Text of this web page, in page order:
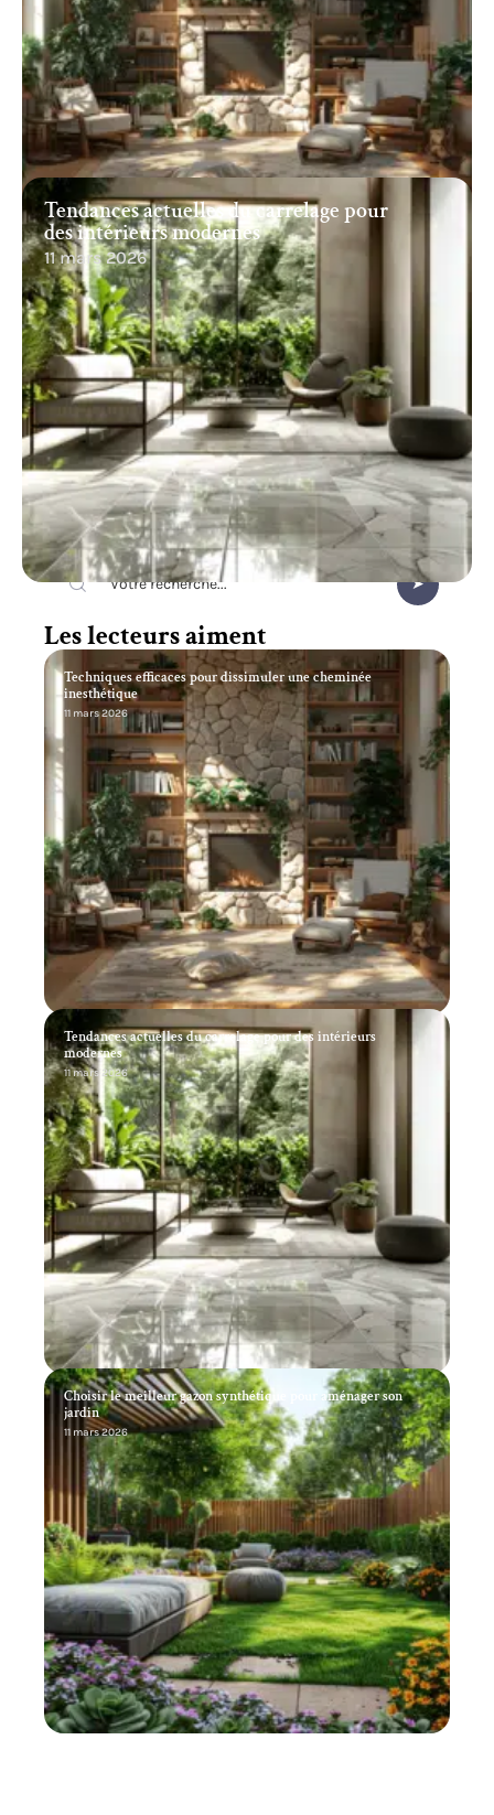
Tendances actuelles du carrelage pour
des intérieurs modernes
11 mars 2026
Recherche
Les lecteurs aiment
Techniques efficaces pour dissimuler une cheminée
inesthétique
11 mars 2026
Tendances actuelles du carrelage pour des intérieurs
modernes
11 mars 2026
Choisir le meilleur gazon synthétique pour aménager son
jardin
11 mars 2026